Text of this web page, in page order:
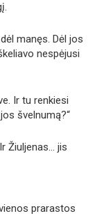
manęs. Dėl jos
nespėjusi
Ir tu renkiesi
švelnumą?“
Žiuljenas… jis
prarastos